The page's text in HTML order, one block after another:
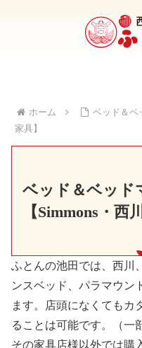
ホーム
ベッド＆ベ
家具】
ベッド＆ベッド
【Simmons・西
ふとんの池田では、西川
ンスベッド、パラマウン
ます。店頭になくてもカ
ることは可能です。（一
その家具店様以外では購